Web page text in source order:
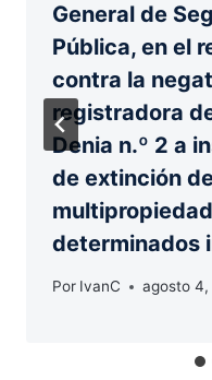
General de
Pública, en el
contra la
registradora
Denia n.º 2 a
de extinción
determinados
Por IvanC agosto 4,